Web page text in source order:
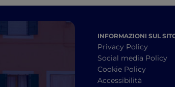
INFORMAZIONI SUL
Privacy Policy
Social media Policy
Cookie Policy
Accessibilità